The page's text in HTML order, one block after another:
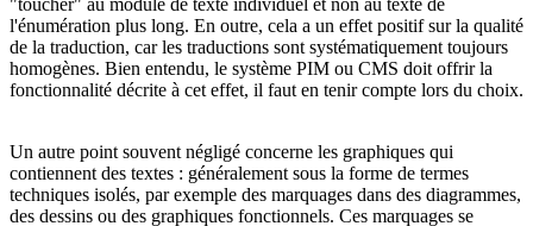
"toucher" au module de texte individuel et non au texte de
l'énumération plus long. En outre, cela a un effet positif sur la qualité
de la traduction, car les traductions sont systématiquement toujours
homogènes. Bien entendu, le système PIM ou CMS doit offrir la
fonctionnalité décrite à cet effet, il faut en tenir compte lors du choix.
Un autre point souvent négligé concerne les graphiques qui
contiennent des textes : généralement sous la forme de termes
techniques isolés, par exemple des marquages dans des diagrammes,
des dessins ou des graphiques fonctionnels. Ces marquages se